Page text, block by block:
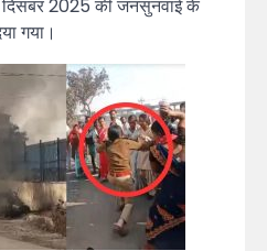
2025 की जनसुनवाई के
गया।